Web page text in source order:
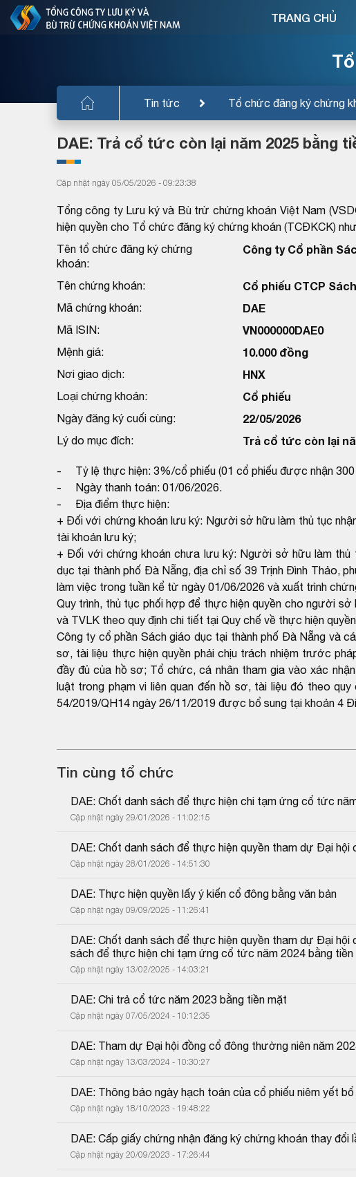
Tin tức Tổ chức đăng ký chứng
TRANG CHỦ
DAE: Trả cổ tức còn lại năm 2025 bằng
Cập nhật ngày 05/05/2026 - 09:23:38
Tổng công ty Lưu ký và Bù trừ chứng khoán Việt Nam
hiện quyền cho Tổ chức đăng ký chứng khoán (TCĐKCK)
Tên tổ chức đăng ký chứng
khoán:
Công ty Cổ phần
Tên chứng khoán: Cổ phiếu CTCP
Mã chứng khoán: DAE
Mã ISIN: VN000000DAE0
Mệnh giá: 10.000 đồng
Nơi giao dịch: HNX
Loại chứng khoán: Cổ phiếu
Ngày đăng ký cuối cùng: 22/05/2026
Lý do mục đích: Trả cổ tức còn lại
- Tỷ lệ thực hiện: 3%/cổ phiếu (01 cổ phiếu được nhận 300
- Ngày thanh toán: 01/06/2026.
- Địa điểm thực hiện:
+ Đối với chứng khoán lưu ký: Người sở hữu làm thủ tục
tài khoản lưu ký;
+ Đối với chứng khoán chưa lưu ký: Người sở hữu làm
dục tại thành phố Đà Nẵng, địa chỉ số 39 Trịnh Đình Thảo,
làm việc trong tuần kể từ ngày 01/06/2026 và xuất trình
Quy trình, thủ tục phối hợp để thực hiện quyền cho người
và TVLK theo quy định chi tiết tại Quy chế về thực hiện
Công ty cổ phần Sách giáo dục tại thành phố Đà Nẵng và
sơ, tài liệu thực hiện quyền phải chịu trách nhiệm trước
đầy đủ của hồ sơ; Tổ chức, cá nhân tham gia vào xác
luật trong phạm vi liên quan đến hồ sơ, tài liệu đó theo
54/2019/QH14 ngày 26/11/2019 được bổ sung tại khoản 4
Tin cùng tổ chức
DAE: Chốt danh sách để thực hiện chi tạm ứng cổ tức
Cập nhật ngày 29/01/2026 - 11:02:15
DAE: Chốt danh sách để thực hiện quyền tham dự Đại
Cập nhật ngày 28/01/2026 - 14:51:30
DAE: Thực hiện quyền lấy ý kiến cổ đông bằng văn bản
Cập nhật ngày 09/09/2025 - 11:26:41
DAE: Chốt danh sách để thực hiện quyền tham dự Đại
sách để thực hiện chi tạm ứng cổ tức năm 2024 bằng tiền
Cập nhật ngày 13/02/2025 - 14:03:21
DAE: Chi trả cổ tức năm 2023 bằng tiền mặt
Cập nhật ngày 07/05/2024 - 10:12:35
DAE: Tham dự Đại hội đồng cổ đông thường niên năm
Cập nhật ngày 13/03/2024 - 10:30:27
DAE: Thông báo ngày hạch toán của cổ phiếu niêm yết bổ
Cập nhật ngày 18/10/2023 - 19:48:22
DAE: Cấp giấy chứng nhận đăng ký chứng khoán thay đổi
Cập nhật ngày 20/09/2023 - 17:26:44